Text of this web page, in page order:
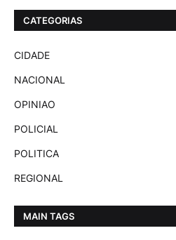
CATEGORIAS
CIDADE
NACIONAL
OPINIAO
POLICIAL
POLITICA
REGIONAL
MAIN TAGS